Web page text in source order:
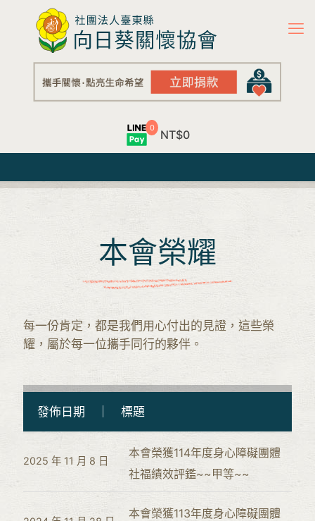
0 NT$0
本會榮耀
每一份肯定，都是我們用心付出的見證，這些榮
耀，屬於每一位攜手同行的夥伴。
發佈日期 ｜ 標題
2025 年 11 月 8 日
本會榮獲114年度身心障礙團體
社福績效評鑑~~甲等~~
本會榮獲113年度身心障礙團體